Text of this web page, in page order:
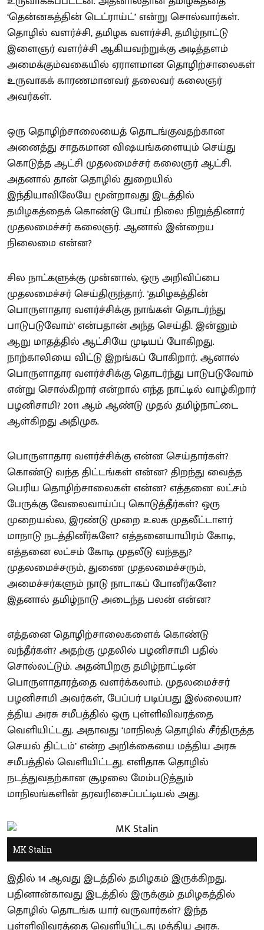
‘தென்னகத்தின் டெட்ராய்ட்’ என்று சொல்வார்கள்.
தொழில் வளர்ச்சி, தமிழக வளர்ச்சி, தமிழ்நாட்டு
இளைஞர் வளர்ச்சி ஆகியவற்றுக்கு அடித்தளம்
அமைக்கும்வகையில் ஏராளமான தொழிற்சாலைகள்
உருவாகக் காரணமானவர் தலைவர் கலைஞர்
அவர்கள்.
ஒரு தொழிற்சாலையைத் தொடங்குவதற்கான
அனைத்து சாதகமான விஷயங்களையும் செய்து
கொடுத்த ஆட்சி முதலமைச்சர் கலைஞர் ஆட்சி.
அதனால் தான் தொழில் துறையில்
இந்தியாவிலேயே மூன்றாவது இடத்தில்
தமிழகத்தைக் கொண்டு போய் நிலை நிறுத்தினார்
முதலமைச்சர் கலைஞர். ஆனால் இன்றைய
நிலைமை என்ன?
சில நாட்களுக்கு முன்னால், ஒரு அறிவிப்பை
முதலமைச்சர் செய்திருந்தார். 'தமிழகத்தின்
பொருளாதார வளர்ச்சிக்கு நாங்கள் தொடர்ந்து
பாடுபடுவோம்' என்பதான் அந்த செய்தி. இன்னும்
ஆறு மாதத்தில் ஆட்சியே முடியப் போகிறது.
நாற்காலியை விட்டு இறங்கப் போகிறார். ஆனால்
பொருளாதார வளர்ச்சிக்கு தொடர்ந்து பாடுபடுவோம்
என்று சொல்கிறார் என்றால் எந்த நாட்டில் வாழ்கிறார்
பழனிசாமி? 2011 ஆம் ஆண்டு முதல் தமிழ்நாட்டை
ஆள்கிறது அதிமுக.
பொருளாதார வளர்ச்சிக்கு என்ன செய்தார்கள்?
கொண்டு வந்த திட்டங்கள் என்ன? திறந்து வைத்த
பெரிய தொழிற்சாலைகள் என்ன? எத்தனை லட்சம்
பேருக்கு வேலைவாய்ப்பு கொடுத்தீர்கள்? ஒரு
முறையல்ல, இரண்டு முறை உலக முதலீட்டாளர்
மாநாடு நடத்தினீர்களே? எத்தனையாயிரம் கோடி,
எத்தனை லட்சம் கோடி முதலீடு வந்தது?
முதலமைச்சரும், துணை முதலமைச்சரும்,
அமைச்சர்களும் நாடு நாடாகப் போனீர்களே?
இதனால் தமிழ்நாடு அடைந்த பலன் என்ன?
எத்தனை தொழிற்சாலைகளைக் கொண்டு
வந்தீர்கள்? அதற்கு முதலில் பழனிசாமி பதில்
சொல்லட்டும். அதன்பிறகு தமிழ்நாட்டின்
பொருளாதாரத்தை வளர்க்கலாம். முதலமைச்சர்
பழனிசாமி அவர்கள், பேப்பர் படிப்பது இல்லையா?
த்திய அரசு சமீபத்தில் ஒரு புள்ளிவிவரத்தை
வெளியிட்டது. அதாவது ‘மாநிலத் தொழில் சீர்திருத்த
செயல் திட்டம்’ என்ற அறிக்கையை மத்திய அரசு
சமீபத்தில் வெளியிட்டது. எளிதாக தொழில்
நடத்துவதற்கான சூழலை மேம்படுத்தும்
மாநிலங்களின் தரவரிசைப்பட்டியல் அது.
MK Stalin
இதில் 14 ஆவது இடத்தில் தமிழகம் இருக்கிறது.
பதினான்காவது இடத்தில் இருக்கும் தமிழகத்தில்
தொழில் தொடங்க யார் வருவார்கள்? இந்த
புள்ளிவிவரத்தை வெளியிட்டது மத்திய அரசு.